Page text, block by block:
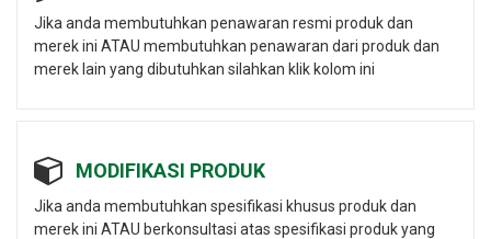
Jika anda membutuhkan penawaran resmi produk dan
merek ini ATAU membutuhkan penawaran dari produk dan
merek lain yang dibutuhkan silahkan klik kolom ini
MODIFIKASI PRODUK
Jika anda membutuhkan spesifikasi khusus produk dan
merek ini ATAU berkonsultasi atas spesifikasi produk yang